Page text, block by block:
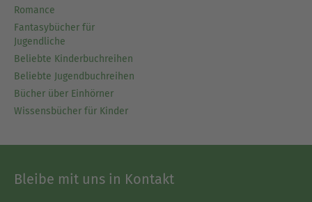
Romance
Fantasybücher für
Jugendliche
Beliebte Kinderbuchreihen
Beliebte Jugendbuchreihen
Bücher über Einhörner
Wissensbücher für Kinder
Bleibe mit uns in Kontakt